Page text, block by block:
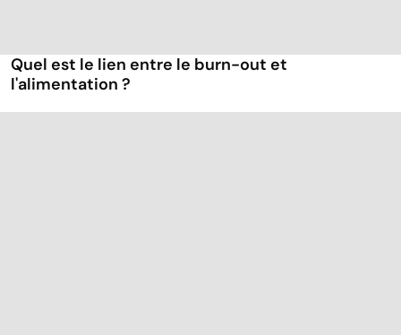
Quel est le lien entre le burn-out et
l'alimentation ?